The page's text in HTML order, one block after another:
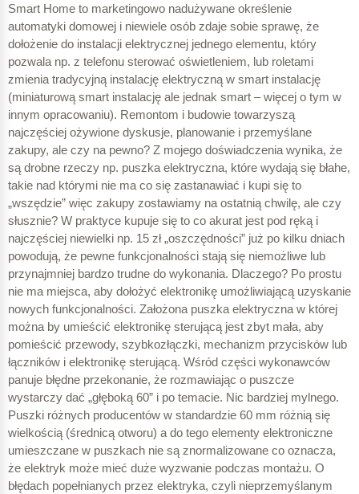
Smart Home to marketingowo nadużywane określenie
automatyki domowej i niewiele osób zdaje sobie sprawę, że
dołożenie do instalacji elektrycznej jednego elementu, który
pozwala np. z telefonu sterować oświetleniem, lub roletami
zmienia tradycyjną instalację elektryczną w smart instalację
(miniaturową smart instalację ale jednak smart – więcej o tym w
innym opracowaniu). Remontom i budowie towarzyszą
najczęściej ożywione dyskusje, planowanie i przemyślane
zakupy, ale czy na pewno? Z mojego doświadczenia wynika, że
są drobne rzeczy np. puszka elektryczna, które wydają się błahe,
takie nad którymi nie ma co się zastanawiać i kupi się to
„wszędzie” więc zakupy zostawiamy na ostatnią chwilę, ale czy
słusznie? W praktyce kupuje się to co akurat jest pod ręką i
najczęściej niewielki np. 15 zł „oszczędności” już po kilku dniach
powodują, że pewne funkcjonalności stają się niemożliwe lub
przynajmniej bardzo trudne do wykonania. Dlaczego? Po prostu
nie ma miejsca, aby dołożyć elektronikę umożliwiającą uzyskanie
nowych funkcjonalności. Założona puszka elektryczna w której
można by umieścić elektronikę sterującą jest zbyt mała, aby
pomieścić przewody, szybkozłączki, mechanizm przycisków lub
łączników i elektronikę sterującą. Wśród części wykonawców
panuje błędne przekonanie, że rozmawiając o puszcze
wystarczy dać „głęboką 60” i po temacie. Nic bardziej mylnego.
Puszki różnych producentów w standardzie 60 mm różnią się
wielkością (średnicą otworu) a do tego elementy elektroniczne
umieszczane w puszkach nie są znormalizowane co oznacza,
że elektryk może mieć duże wyzwanie podczas montażu. O
błędach popełnianych przez elektryka, czyli nieprzemyślanym